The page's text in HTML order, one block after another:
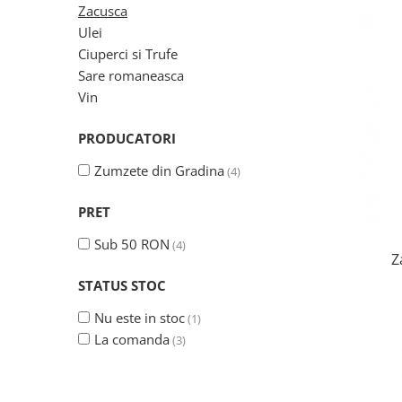
Fructe si legume deshidratate
Ciuperci si Trufe
Sare romaneasca
Sapun Natural
Sare de baie
Creme naturale
Remedii naturiste
Zacusca
Ulei
Ciuperci si Trufe
Sare romaneasca
Vin
PRODUCATORI
Zumzete din Gradina (4)
PRET
Sub 50 RON (4)
STATUS STOC
Nu este in stoc(1)
La comanda (3)